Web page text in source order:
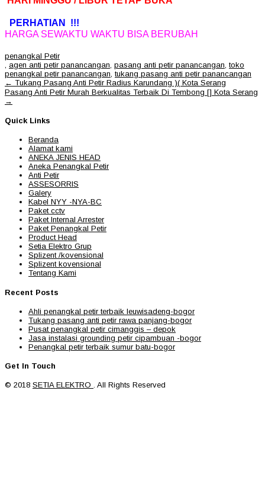
PERHATIAN !!!
HARGA SEWAKTU WAKTU BISA BERUBAH
penangkal Petir
agen anti petir panancangan pasang anti petir panancangan toko
penangkal petir panancangan tukang pasang anti petir panancangan
Post
navigation
← Tukang Pasang Anti Petir Radius Karundang )( Kota Serang
Pasang Anti Petir Murah Berkualitas Terbaik Di Tembong [] Kota Serang
→
Quick Links
Beranda
Alamat kami
ANEKA JENIS HEAD
Aneka Penangkal Petir
Anti Petir
ASSESORRIS
Galery
Kabel NYY -NYA-BC
Paket cctv
Paket Internal Arrester
Paket Penangkal Petir
Product Head
Setia Elektro Grup
Splizent /kovensional
Splizent kovensional
Tentang Kami
Recent Posts
Ahli penangkal petir terbaik leuwisadeng-bogor
Tukang pasang anti petir rawa panjang-bogor
Pusat penangkal petir cimanggis – depok
Jasa instalasi grounding petir cipambuan -bogor
Penangkal petir terbaik sumur batu-bogor
Get In Touch
© 2018 SETIA ELEKTRO . All Rights Reserved